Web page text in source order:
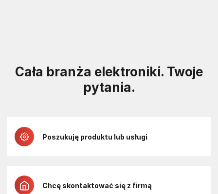
Cała branża elektroniki. Twoje
pytania.
Poszukuję produktu lub usługi
Chcę skontaktować się z firmą